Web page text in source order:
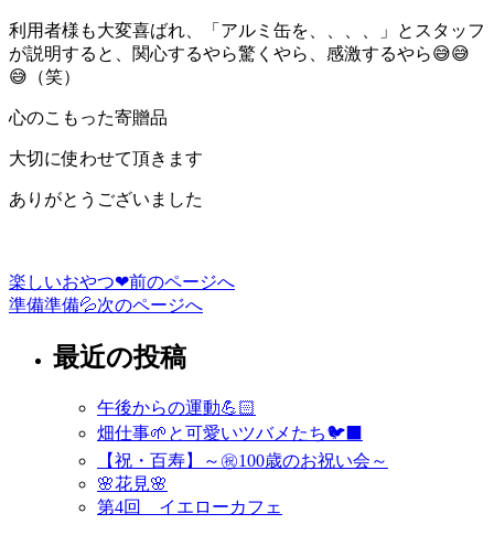
利用者様も大変喜ばれ、「アルミ缶を、、、、」とスタッフ
が説明すると、関心するやら驚くやら、感激するやら😅😅
😅（笑）
心のこもった寄贈品
大切に使わせて頂きます
ありがとうございました
投
稿
楽しいおやつ❤前のページへ
準備準備💦次のページへ
最近の投稿
午後からの運動💪🏻
畑仕事🌱と可愛いツバメたち🐦‍⬛
【祝・百寿】～㊗️100歳のお祝い会～
🌸花見🌸
第4回 イエローカフェ